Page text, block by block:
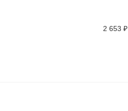
2 653 ₽